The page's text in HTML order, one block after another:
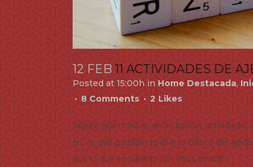
12 FEB 11 ACTIVIDADES DE
Posted at 15:00hinHome Destacada,
8 Comments
2 Likes
Seguro que muchas veces buscas
en las que puedas repasar lo básico del
que lo que encuentro son sitios donde...